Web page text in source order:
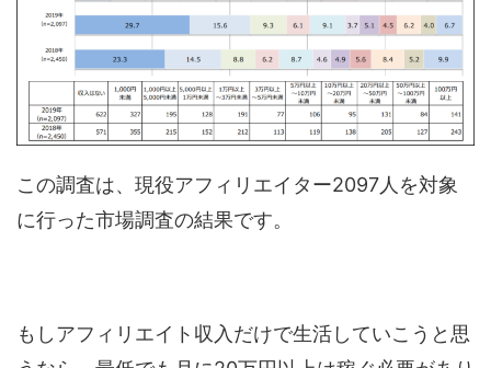
この調査は、現役アフィリエイター2097人を対象
に行った市場調査の結果です。
もしアフィリエイト収入だけで生活していこうと思